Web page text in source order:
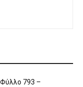
793 –